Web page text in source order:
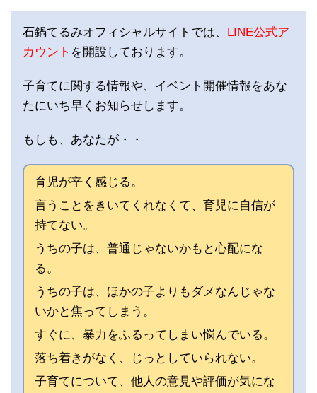
石鍋てるみオフィシャルサイトでは、 LINE公式ア
カウント を開設しております。
子育てに関する情報や、イベント開催情報をあな
たにいち早くお知らせします。
もしも、あなたが・・
育児が辛く感じる。
言うことをきいてくれなくて、育児に自信が
持てない。
うちの子は、普通じゃないかもと心配にな
る。
うちの子は、ほかの子よりもダメなんじゃな
いかと焦ってしまう。
すぐに、暴力をふるってしまい悩んでいる。
落ち着きがなく、じっとしていられない。
子育てについて、他人の意見や評価が気にな